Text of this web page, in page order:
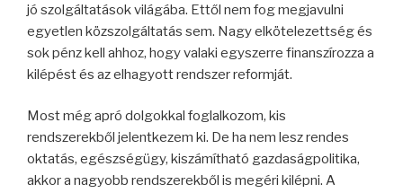
jó szolgáltatások világába. Ettől nem fog megjavulni
egyetlen közszolgáltatás sem. Nagy elkötelezettség és
sok pénz kell ahhoz, hogy valaki egyszerre finanszírozza a
kilépést és az elhagyott rendszer reformját.
Most még apró dolgokkal foglalkozom, kis
rendszerekből jelentkezem ki. De ha nem lesz rendes
oktatás, egészségügy, kiszámítható gazdaságpolitika,
akkor a nagyobb rendszerekből is megéri kilépni. A